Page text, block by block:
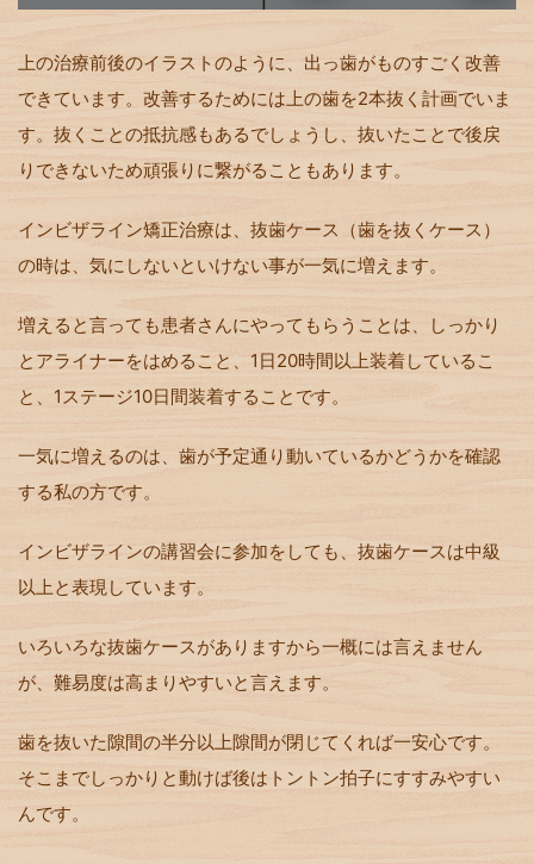
上の治療前後のイラストのように、出っ歯がものすごく改善
できています。改善するためには上の歯を2本抜く計画でいま
す。抜くことの抵抗感もあるでしょうし、抜いたことで後戻
りできないため頑張りに繋がることもあります。
インビザライン矯正治療は、抜歯ケース（歯を抜くケース）
の時は、気にしないといけない事が一気に増えます。
増えると言っても患者さんにやってもらうことは、しっかり
とアライナーをはめること、1日20時間以上装着しているこ
と、1ステージ10日間装着することです。
一気に増えるのは、歯が予定通り動いているかどうかを確認
する私の方です。
インビザラインの講習会に参加をしても、抜歯ケースは中級
以上と表現しています。
いろいろな抜歯ケースがありますから一概には言えません
が、難易度は高まりやすいと言えます。
歯を抜いた隙間の半分以上隙間が閉じてくれば一安心です。
そこまでしっかりと動けば後はトントン拍子にすすみやすい
んです。